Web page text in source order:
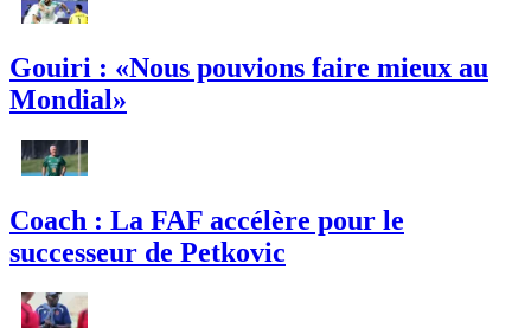
Gouiri : «Nous pouvions faire mieux au
Mondial»
Coach : La FAF accélère pour le
successeur de Petkovic